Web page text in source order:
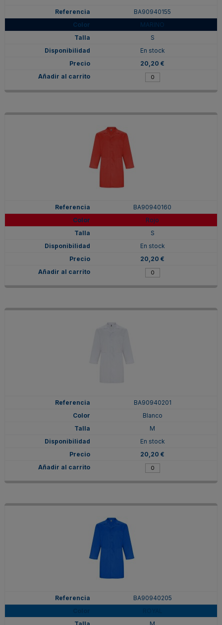
BA90940155
MARINO
S
En stock
20,20 €
BA90940160
Rojo
S
En stock
20,20 €
BA90940201
Blanco
M
En stock
20,20 €
BA90940205